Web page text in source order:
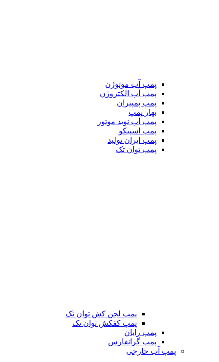
پمپ آب موتوژن
پمپ آب الکتروژن
پمپ پمپیران
بهار پمپ
پمپ آب نوید موتور
پمپ اسپیکو
پمپ ایران تولید
پمپ توان تک
پمپ لجن کش توان تک
پمپ کفکش توان تک
پمپ رایان
پمپ گرانفارس
پمپ آب خارجی